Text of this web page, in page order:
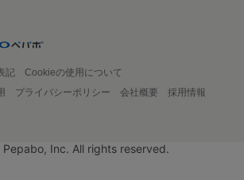
記
Cookieの使用について
プライバシーポリシー 会社概要
採用情報
Inc. All rights reserved.